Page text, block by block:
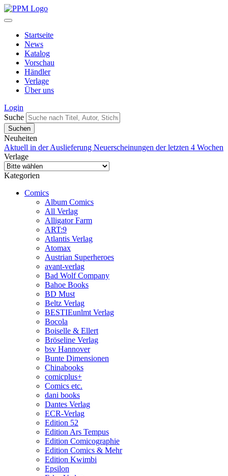
Startseite
News
Katalog
Vorschau
Händler
Verlage
Über uns
Login
Suche
Neuheiten
Aktuell in der Auslieferung Neuerscheinungen der letzten 4 Wochen
Verlage
Kategorien
Comics
Album Comics
All Verlag
Alligator Farm
ART:9
Atlantis Verlag
Atomax
Austrian Superheroes
avant-verlag
Bad Wolf Company
Bahoe Books
BD Must
Beltz Verlag
BESTIEunlmt Verlag
Bocola
Boiselle & Ellert
Bröseline Verlag
bsv Hannover
Bunte Dimensionen
Chinabooks
comicplus+
Comics etc.
dani books
Dantes Verlag
ECR-Verlag
Edition 52
Edition Ars Tempus
Edition Comicographie
Edition Comics & Mehr
Edition Kwimbi
Epsilon